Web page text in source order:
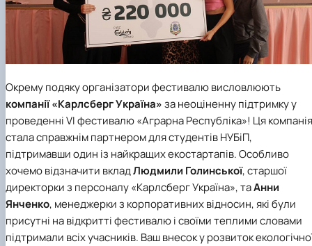
Окрему подяку організатори фестивалю висловлюють
компанії«Карлсберг Україна»за неоціненну підтримку у
проведенні VI фестивалю «Аграрна Республіка»! Ця компанія
стала справжнім партнером для студентів НУБіП,
підтримавши один із найкращих екостартапів. Особливо
хочемо відзначити вкладЛюдмили Голинської, старшої
директорки з персоналу «Карлсберг Україна», таАнни
Янченко, менеджерки з корпоративних відносин, які були
присутні на відкритті фестивалю і своїми теплими словами
підтримали всіх учасників. Ваш внесок у розвиток